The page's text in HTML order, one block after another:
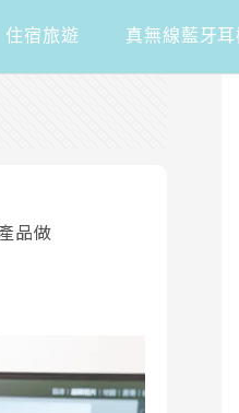
住宿旅遊 真無線藍牙耳
品做